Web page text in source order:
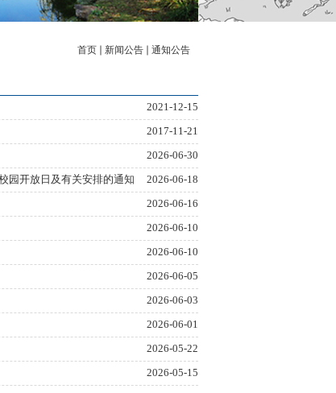
首页 新闻公告 通知公告
2021-12-15
2017-11-21
2026-06-30
园开放日及有关安排的通知
2026-06-18
2026-06-16
2026-06-10
2026-06-10
2026-06-05
2026-06-03
2026-06-01
2026-05-22
2026-05-15